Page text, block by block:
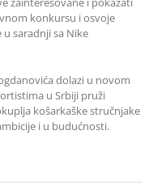
konkursu i osvoje
saradnji sa Nike
dolazi u novom
u Srbiji pruži
košarkaške stručnjake
i u budućnosti.